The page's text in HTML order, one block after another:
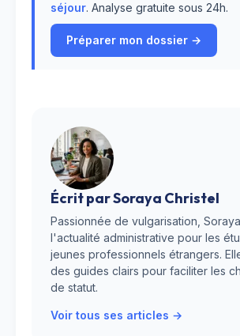
séjour. Analyse gratuite sous 24h.
Préparer mon dossier →
Écrit parSoraya Christel
Passionnée de vulgarisation,
l'actualité administrative pour les
jeunes professionnels étrangers.
des guides clairs pour faciliter les
de statut.
Voir tous ses articles →